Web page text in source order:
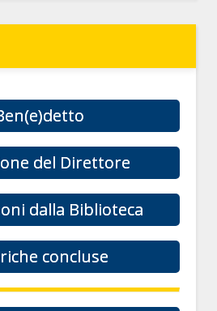
del Direttore
dalla Biblioteca
concluse